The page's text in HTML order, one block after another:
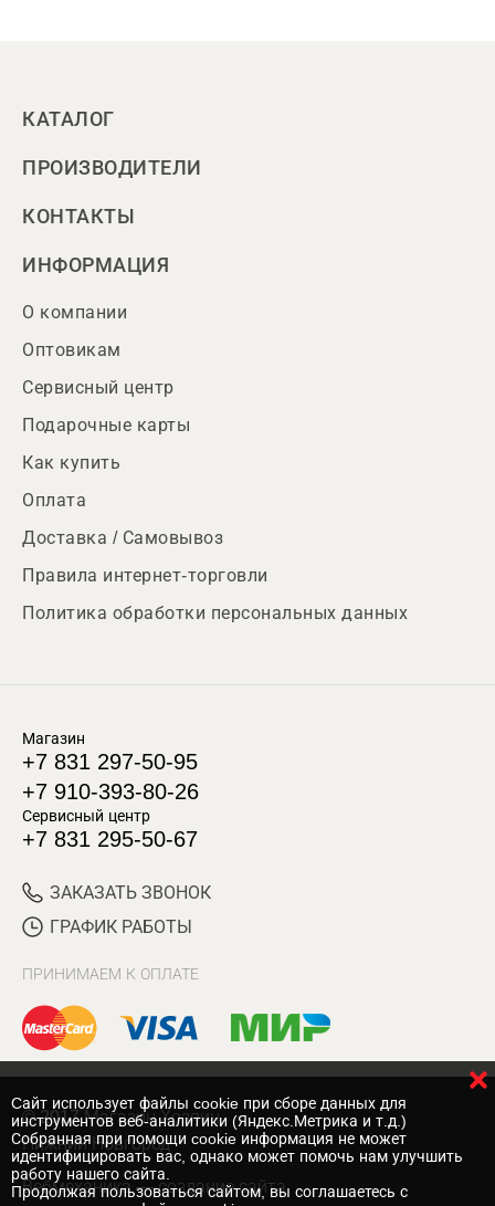
КАТАЛОГ
ПРОИЗВОДИТЕЛИ
КОНТАКТЫ
ИНФОРМАЦИЯ
О компании
Оптовикам
Сервисный центр
Подарочные карты
Как купить
Оплата
Доставка / Самовывоз
Правила интернет-торговли
Политика обработки персональных данных
Магазин
+7 831 297-50-95
+7 910-393-80-26
Сервисный центр
+7 831 295-50-67
ЗАКАЗАТЬ ЗВОНОК
ГРАФИК РАБОТЫ
ПРИНИМАЕМ К ОПЛАТЕ
© 2017 Магазин Хозяин
Нижний Новгород
Вебмеханика — создание сайта
Cайт использует файлы cookie при сборе данных для
инструментов веб-аналитики (Яндекс.Метрика и т.д.)
Собранная при помощи cookie информация не может
идентифицировать вас, однако может помочь нам улучшить
работу нашего сайта.
Продолжая пользоваться сайтом, вы соглашаетесь с